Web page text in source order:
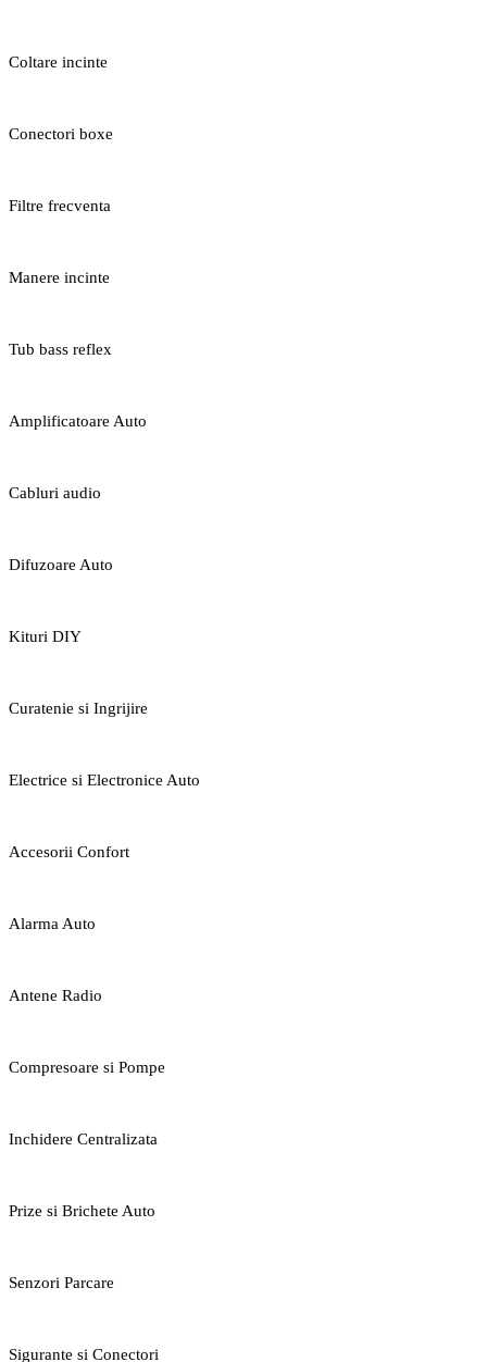
Coltare incinte
Conectori boxe
Filtre frecventa
Manere incinte
Tub bass reflex
Amplificatoare Auto
Cabluri audio
Difuzoare Auto
Kituri DIY
Curatenie si Ingrijire
Electrice si Electronice Auto
Accesorii Confort
Alarma Auto
Antene Radio
Compresoare si Pompe
Inchidere Centralizata
Prize si Brichete Auto
Senzori Parcare
Sigurante si Conectori